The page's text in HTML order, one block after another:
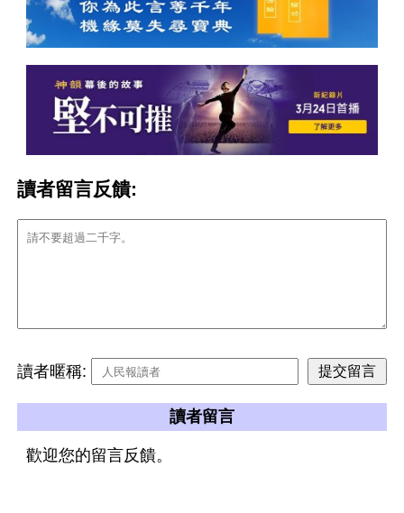
讀者留言反饋:
讀者暱稱:
讀者留言
歡迎您的留言反饋。